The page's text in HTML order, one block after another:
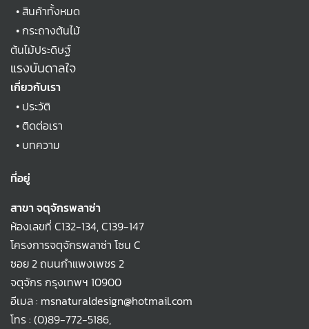
•สินค้าทั้งหมด
•กระถางต้นไม้
ต้นไม้ประดิษฐ์
แรงบันดาลใจ
เกี่ยวกับเรา
• ประวัติ
•ติดต่อเรา
• บทความ
ที่อยู่
สาขา จตุจักรพลาซ่า
ห้องเลขที่ C132-134, C139-147
โครงการจตุจักรพลาซ่า โซน C
ซอย 2 ถนนกำแพงเพชร 2
จตุจักร กรุงเทพฯ 10900
อีเมล : msnaturaldesign@hotmail.com
โทร : (0)89-772-5186,